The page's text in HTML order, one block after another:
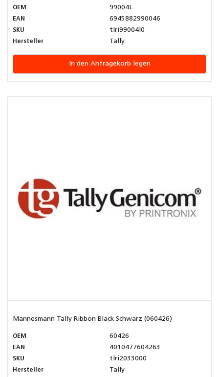
OEM
99004L
EAN
6945882990046
SKU
tlri99004l0
Hersteller
Tally
In den Anfragekorb legen
Mannesmann Tally Ribbon Black Schwarz (060426)
OEM
60426
EAN
4010477604263
SKU
tlri2033000
Hersteller
Tally